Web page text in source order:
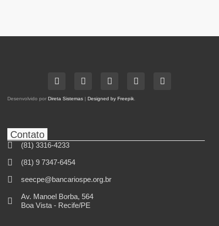
Desenvolvido por Direta Sistemas | Designed by Freepik
Contato
(81) 3316-4233
(81) 9 7347-6454
seecpe@bancariospe.org.br
Av. Manoel Borba, 564
Boa Vista - Recife/PE